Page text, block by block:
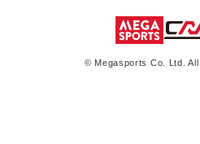
© Megasports Co. Ltd.